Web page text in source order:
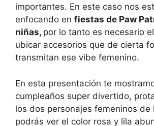
importantes. En este caso nos
enfocando en fiestas de Paw
niñas, por lo tanto es necesario
ubicar accesorios que de cierta
transmitan ese vibe femenino.
En esta presentación te
cumpleaños super divertido,
los dos personajes femeninos de
podrás ver el color rosa y lila